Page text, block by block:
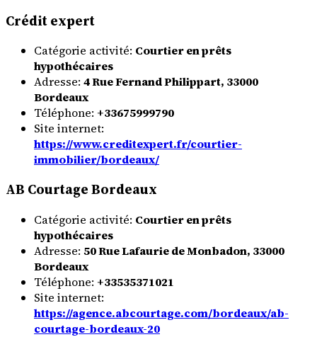
Crédit expert
Catégorie activité: Courtier en prêts
hypothécaires
Adresse: 4 Rue Fernand Philippart, 33000
Bordeaux
Téléphone: +33675999790
Site internet:
https://www.creditexpert.fr/courtier-
immobilier/bordeaux/
AB Courtage Bordeaux
Catégorie activité: Courtier en prêts
hypothécaires
Adresse: 50 Rue Lafaurie de Monbadon, 33000
Bordeaux
Téléphone: +33535371021
Site internet:
https://agence.abcourtage.com/bordeaux/ab-
courtage-bordeaux-20